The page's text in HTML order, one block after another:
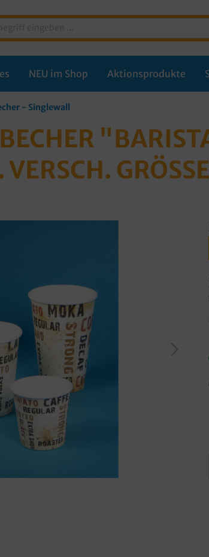
NEU im Shop Aktionsprodukte
- Singlewall